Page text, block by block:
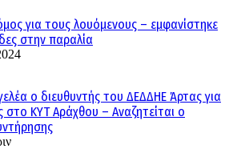
για τους λουόμενους – εμφανίστηκε
στην παραλία
ο διευθυντής του ΔΕΔΔΗΕ Άρτας για
στο ΚΥΤ Αράχθου – Αναζητείται ο